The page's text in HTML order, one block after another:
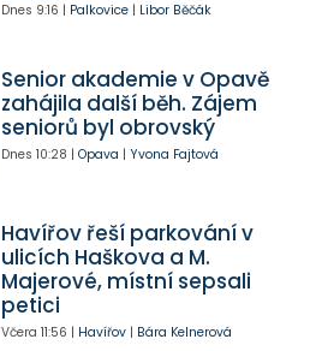
Dnes 9:16 | Palkovice| Libor Běčák
Senior akademie v Opavě
zahájila další běh. Zájem
seniorů byl obrovský
Dnes 10:28 | Opava | Yvona Fajtová
Havířov řeší parkování v
ulicích Haškova a M.
Majerové, místní sepsali
petici
Včera 11:56 | Havířov| Bára Kelnerová